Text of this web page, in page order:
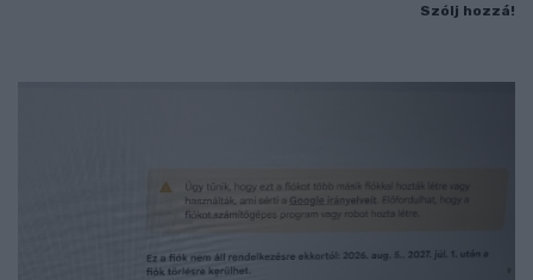
Szólj hozzá!